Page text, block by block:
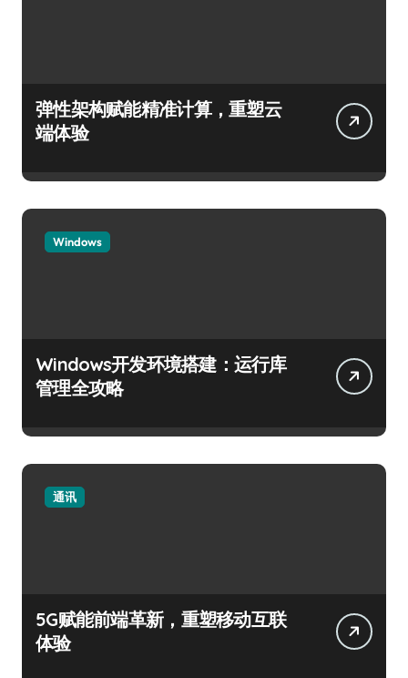
弹性架构赋能精准计算，重塑云
端体验
Windows
Windows开发环境搭建：运行库
管理全攻略
通讯
5G赋能前端革新，重塑移动互联
体验